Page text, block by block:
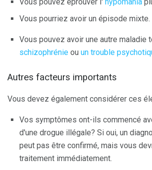
Vous pourriez avoir un épisode mixte.
Vous pouvez avoir une autre maladie
schizophrénie ou un trouble
Autres facteurs importants
Vous devez également considérer ces
Vos symptômes ont-ils commencé
d'une drogue illégale? Si oui, un
peut pas être confirmé, mais vous
traitement immédiatement.